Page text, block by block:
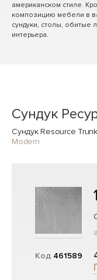
американском стиле.
композицию мебели в
сундуки, столы, обитые
интерьера.
Сундук
Сундук Resource
Modern
Код 461589